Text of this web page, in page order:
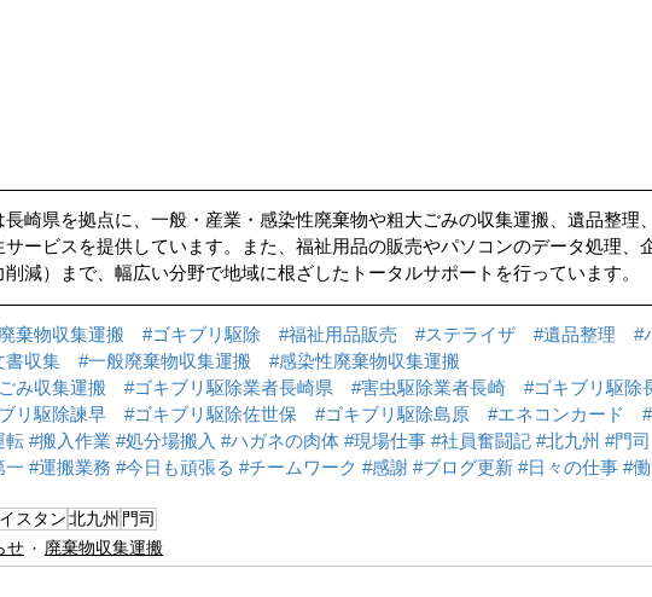
長崎県を拠点に、一般・産業・感染性廃棄物や粗大ごみの収集運搬、遺品整理
サービスを提供しています。また、福祉用品の販売やパソコンのデータ処理、
削減）まで、幅広い分野で地域に根ざしたトータルサポートを行っています。
棄物収集運搬 #ゴキブリ駆除 #福祉用品販売 #ステライザ #遺品整理 #
書収集
#一般廃棄物収集運搬
#感染性廃棄物収集運搬
み収集運搬
#ゴキブリ駆除業者長崎県 #害虫駆除業者長崎
#ゴキブリ駆除
リ駆除諫早
#ゴキブリ駆除佐世保 #ゴキブリ駆除島原 #エネコンカード
転 #搬入作業 #処分場搬入 #ハガネの肉体 #現場仕事 #社員奮闘記 #北九州 #門司
一 #運搬業務 #今日も頑張る #チームワーク #感謝 #ブログ更新 #日々の仕事 #
スタン 北九州 門司
せ 廃棄物収集運搬